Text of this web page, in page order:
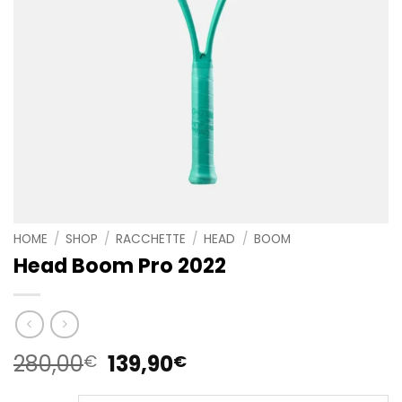
HOME / SHOP / RACCHETTE / HEAD / BOOM
Head Boom Pro 2022
280,00€ Il
prezzo
139,90€Il